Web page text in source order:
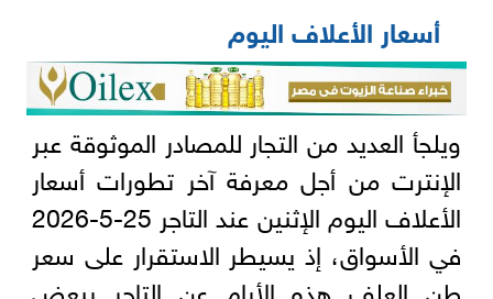
أسعار الأعلاف اليوم
ويلجأ العديد من التجار للمصادر الموثوقة عبر
الإنترت من أجل معرفة آخر تطورات أسعار
الأعلاف اليوم الإثنين عند التاجر 25-5-2026
في الأسواق، إذ يسيطر الاستقرار على سعر
طن العلف هذه الأيام عن التاجر ببعض